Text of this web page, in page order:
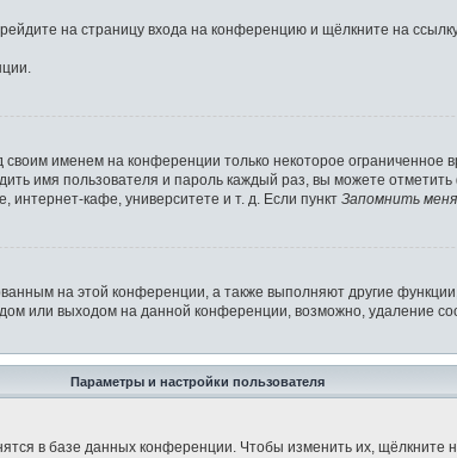
на страницу входа на конференцию и щёлкните на
своим именем на конференции только некоторое ограниченное
имя пользователя и пароль каждый раз, вы можете
кафе, университете и т. д. Если пункт Запомнить меня
на этой конференции, а также выполняют другие
или выходом на данной конференции, возможно, удаление
Параметры и настройки пользователя
в базе данных конференции. Чтобы изменить их, щёлкните